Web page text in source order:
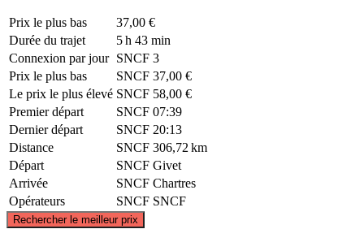
Prix ​​le plus bas
37,00 €
Durée du trajet
5 h 43 min
Connexion par jour SNCF 3
Prix ​​le plus bas
SNCF 37,00 €
Le prix le plus élevé SNCF 58,00 €
Premier départ
SNCF 07:39
Dernier départ
SNCF 20:13
Distance
SNCF 306,72 km
Départ
SNCF Givet
Arrivée
SNCF Chartres
Opérateurs
SNCF SNCF
Rechercher le meilleur prix